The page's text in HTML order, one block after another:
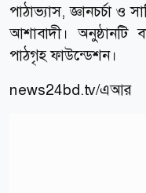
পাঠাভ্যাস, জ্ঞানচর্চা ও
আশাবাদী। অনুষ্ঠানটি
পাঠগৃহ ফাউন্ডেশন।
news24bd.tv/এআর